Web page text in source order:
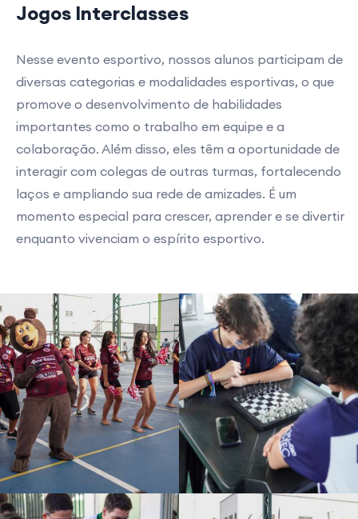
Jogos Interclasses
Nesse evento esportivo, nossos alunos participam de
diversas categorias e modalidades esportivas, o que
promove o desenvolvimento de habilidades
importantes como o trabalho em equipe e a
colaboração. Além disso, eles têm a oportunidade de
interagir com colegas de outras turmas, fortalecendo
laços e ampliando sua rede de amizades. É um
momento especial para crescer, aprender e se divertir
enquanto vivenciam o espírito esportivo.